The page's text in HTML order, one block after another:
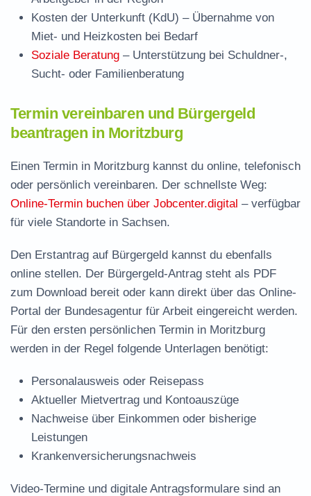
Kosten der Unterkunft (KdU) – Übernahme von
Miet- und Heizkosten bei Bedarf
Soziale Beratung – Unterstützung bei Schuldner-,
Sucht- oder Familienberatung
Termin vereinbaren und Bürgergeld
beantragen in Moritzburg
Einen Termin in Moritzburg kannst du online, telefonisch
oder persönlich vereinbaren. Der schnellste Weg:
Online-Termin buchen über Jobcenter.digital – verfügbar
für viele Standorte in Sachsen.
Den Erstantrag auf Bürgergeld kannst du ebenfalls
online stellen. Der Bürgergeld-Antrag steht als PDF
zum Download bereit oder kann direkt über das Online-
Portal der Bundesagentur für Arbeit eingereicht werden.
Für den ersten persönlichen Termin in Moritzburg
werden in der Regel folgende Unterlagen benötigt:
Personalausweis oder Reisepass
Aktueller Mietvertrag und Kontoauszüge
Nachweise über Einkommen oder bisherige
Leistungen
Krankenversicherungsnachweis
Video-Termine und digitale Antragsformulare sind an